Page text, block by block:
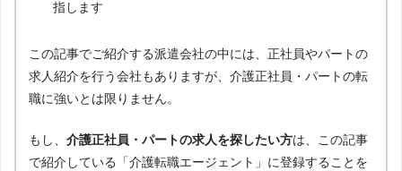
指します
この記事でご紹介する派遣会社の中には、正社員やパートの
求人紹介を行う会社もありますが、介護正社員・パートの転
職に強いとは限りません。
もし、 介護正社員・パートの求人を探したい方は、この記事
で紹介している「介護転職エージェント」に登録することを